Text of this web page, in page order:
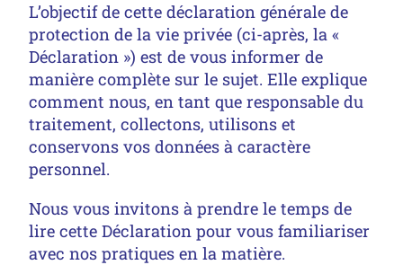
L’objectif de cette déclaration générale de
protection de la vie privée (ci-après, la «
Déclaration ») est de vous informer de
manière complète sur le sujet. Elle explique
comment nous, en tant que responsable du
traitement, collectons, utilisons et
conservons vos données à caractère
personnel.
Nous vous invitons à prendre le temps de
lire cette Déclaration pour vous familiariser
avec nos pratiques en la matière.